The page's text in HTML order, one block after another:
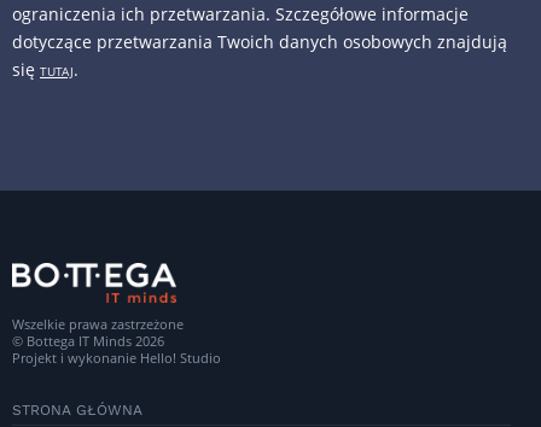
ograniczenia ich przetwarzania. Szczegółowe informacje
dotyczące przetwarzania Twoich danych osobowych znajdują
się TUTAJ.
Wszelkie prawa zastrzeżone
© Bottega IT Minds 2026
Projekt i wykonanie Hello! Studio
STRONA GŁÓWNA